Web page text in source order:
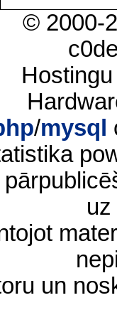
© 2000-
/mysql
un